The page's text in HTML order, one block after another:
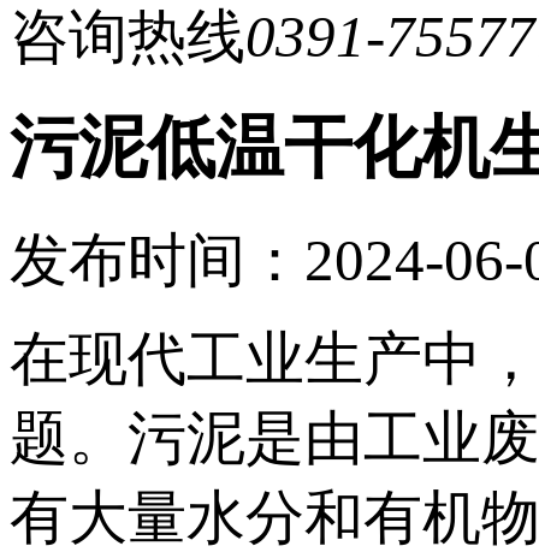
咨询热线0391-
污泥低温干化机
发布时间：2024-06-
在现代工业生产中
题。污泥是由工业
有大量水分和有机